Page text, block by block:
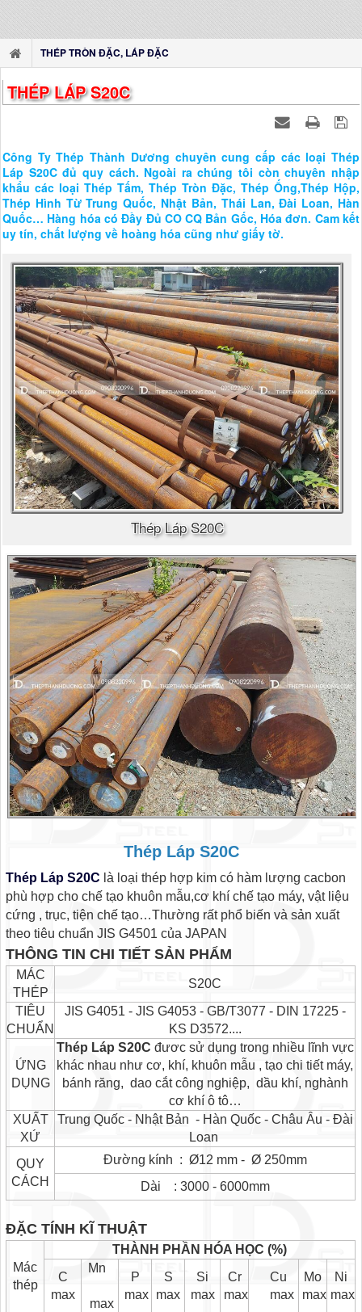
THÉP TRÒN ĐẶC, LÁP ĐẶC
THÉP LÁP S20C
Công Ty Thép Thành Dương chuyên cung cấp các loại Thép
Láp S20C đủ quy cách. Ngoài ra chúng tôi còn chuyên nhập
khẩu các loại Thép Tấm, Thép Tròn Đặc, Thép Ống,Thép Hộp,
Thép Hình Từ Trung Quốc, Nhật Bản, Thái Lan, Đài Loan, Hàn
Quốc… Hàng hóa có Đầy Đủ CO CQ Bản Gốc, Hóa đơn. Cam kết
uy tín, chất lượng về hoàng hóa cũng như giấy tờ.
Thép Láp S20C
Thép Láp S20C
Thép Láp S20C là loại thép hợp kim có hàm lượng cacbon
phù hợp cho chế tạo khuôn mẫu,cơ khí chế tạo máy, vật liệu
cứng , trục, tiện chế tạo…Thường rất phổ biến và sản xuất
theo tiêu chuẩn JIS G4501 của JAPAN
THÔNG TIN CHI TIẾT SẢN PHẨM
MÁC
THÉP
S20C
TIÊU
CHUẨN
JIS G4051 - JIS G4053 - GB/T3077 - DIN 17225 -
KS D3572....
ỨNG
DỤNG
Thép Láp S20C đươc sử dụng trong nhiều lĩnh vực
khác nhau như cơ, khí, khuôn mẫu , tạo chi tiết máy,
bánh răng, dao cắt công nghiệp, dầu khí, nghành
cơ khí ô tô…
XUẤT
XỨ
Trung Quốc - Nhật Bản - Hàn Quốc - Châu Âu - Đài
Loan
QUY
CÁCH
Đường kính : Ø12 mm - Ø 250mm
Dài : 3000 - 6000mm
ĐẶC TÍNH KĨ THUẬT
Mác
thép
THÀNH PHẦN HÓA HỌC (%)
C
max
Mn
max
P
max
S
max
Si
max
Cr
max
Cu
max
Mo
max
Ni
max